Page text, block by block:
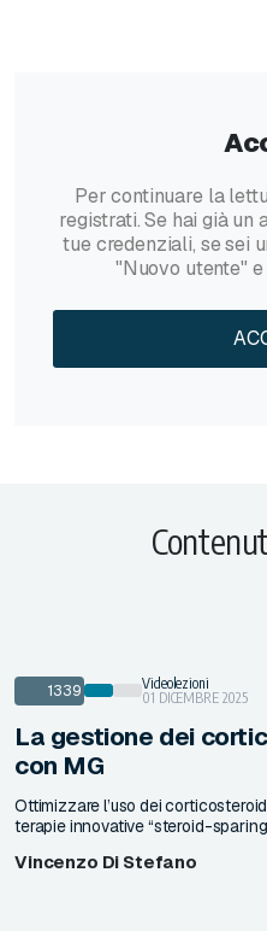
Per continuare la
registrati. Se hai già un
tue credenziali, se sei
"Nuovo utente"
1339
Videolezioni
01 DICEMBRE 2025
La gestione dei
con MG
Ottimizzare l’uso dei
terapie innovative “steroid-
Vincenzo Di Stefano